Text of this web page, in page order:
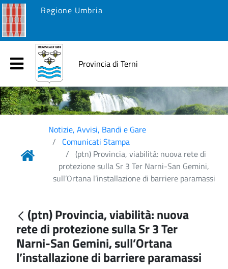
Regione Umbria
Provincia di Terni
Notizie, Avvisi, Bandi e Gare
Comunicati Stampa
(ptn) Provincia, viabilità: nuova rete di
protezione sulla Sr 3 Ter Narni-San Gemini,
sull’Ortana l’installazione di barriere paramassi
(ptn) Provincia, viabilità: nuova
rete di protezione sulla Sr 3 Ter
Narni-San Gemini, sull’Ortana
l’installazione di barriere paramassi